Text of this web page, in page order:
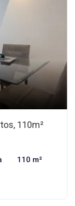
110m²
110 m²